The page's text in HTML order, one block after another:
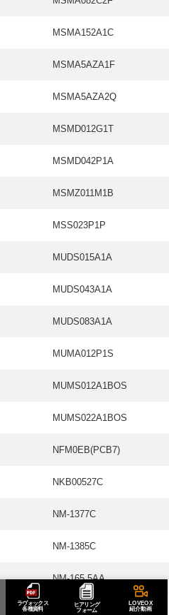
ラヴォックス
各種資料
ヒアリング
フォーム
LOVEOX
紹介動画
MSMA152A1C
MSMA5AZA1F
MSMA5AZA2Q
MSMD012G1T
MSMD042P1A
MSMZ011M1B
MSS023P1P
MUDS015A1A
MUDS043A1A
MUDS083A1A
MUMA012P1S
MUMS012A1BOS
MUMS022A1BOS
NFM0EB(PCB7)
NKB00527C
NM-1377C
NM-1385C
NM-165 5AA
NP-200E-2